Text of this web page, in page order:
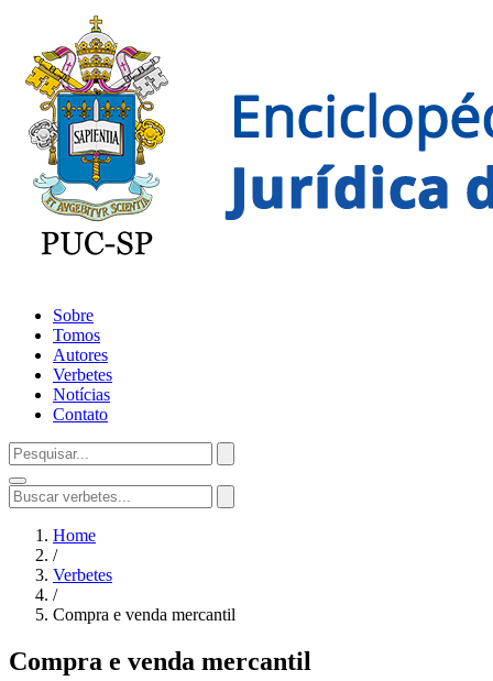
Sobre
Tomos
Autores
Verbetes
Notícias
Contato
Home
/
Verbetes
/
Compra e venda mercantil
Compra e venda mercantil